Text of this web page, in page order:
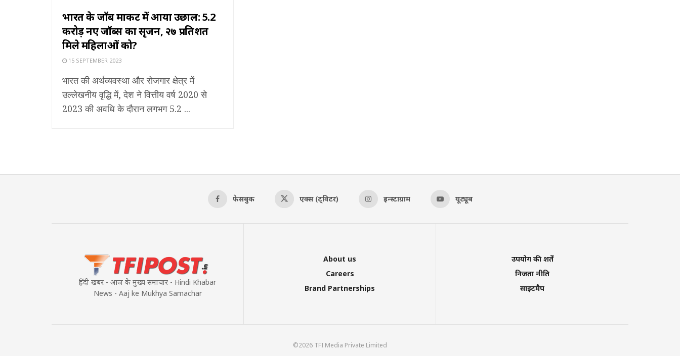
भारत के जॉब मार्केट में आया उछाल: 5.2
करोड़ नए जॉब्स का सृजन, २७ प्रतिशत
मिले महिलाओं को?
15 SEPTEMBER 2023
भारत की अर्थव्यवस्था और रोजगार क्षेत्र में
उल्लेखनीय वृद्धि में, देश ने वित्तीय वर्ष 2020 से
2023 की अवधि के दौरान लगभग 5.2 ...
फेसबुक एक्स (ट्विटर) इन्स्टाग्राम यूट्यूब
हिंदी खबर - आज के मुख्य समाचार - Hindi Khabar
News - Aaj ke Mukhya Samachar
About us
Careers
Brand Partnerships
उपयोग की शर्तें
निजता नीति
साइटमैप
©2026 TFI Media Private Limited